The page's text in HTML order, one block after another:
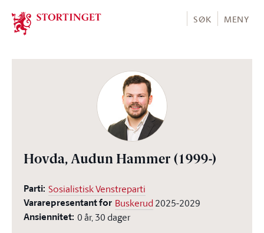
Stortinget.no
SØK MENY
Hovda, Audun Hammer (1999-)
Parti: Sosialistisk Venstreparti
Vararepresentant for Buskerud 2025-2029
Ansiennitet: 0 år, 30 dager